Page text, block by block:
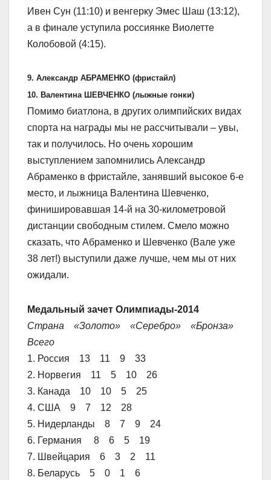
Ивен Сун (11:10) и венгерку Эмес Шаш (13:12),
а в финале уступила россиянке Виолетте
Колобовой (4:15).
9. Александр АБРАМЕНКО (фристайл)
10. Валентина ШЕВЧЕНКО (лыжные гонки)
Помимо биатлона, в других олимпийских видах
спорта на награды мы не рассчитывали – увы,
так и получилось. Но очень хорошим
выступлением запомнились Александр
Абраменко в фристайле, занявший высокое 6-е
место, и лыжница Валентина Шевченко,
финишировавшая 14-й на 30-километровой
дистанции свободным стилем. Смело можно
сказать, что Абраменко и Шевченко (Вале уже
38 лет!) выступили даже лучше, чем мы от них
ожидали.
Медальный зачет Олимпиады-2014
Страна «Золото» «Серебро» «Бронза»
Всего
1. Россия 13 11 9 33
2. Норвегия 11 5 10 26
3. Канада 10 10 5 25
4. США 9 7 12 28
5. Нидерланды 8 7 9 24
6. Германия 8 6 5 19
7. Швейцария 6 3 2 11
8. Беларусь 5 0 1 6